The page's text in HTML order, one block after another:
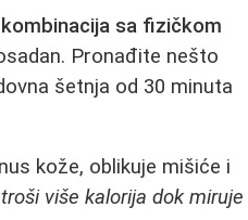
kombinacija sa fizičkom
Pronađite nešto
šetnja od 30 minuta
kože, oblikuje mišiće i
više kalorija dok miruje